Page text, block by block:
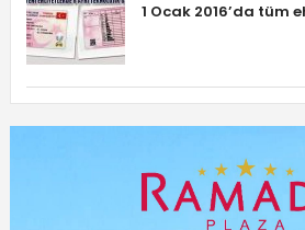
1 Ocak 2016’da tüm